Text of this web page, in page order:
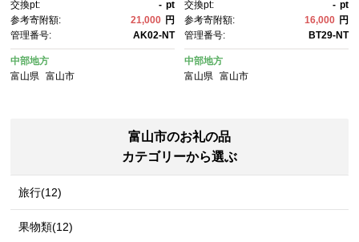
交換pt: - pt
参考寄附額:
21,000 円
管理番号:
AK02-NT
中部地方
富山県
富山市
交換pt: - pt
参考寄附額:
16,000 円
管理番号:
BT29-NT
中部地方
富山県 富山市
富山市のお礼の品
カテゴリーから選ぶ
旅行(12)
果物類(12)